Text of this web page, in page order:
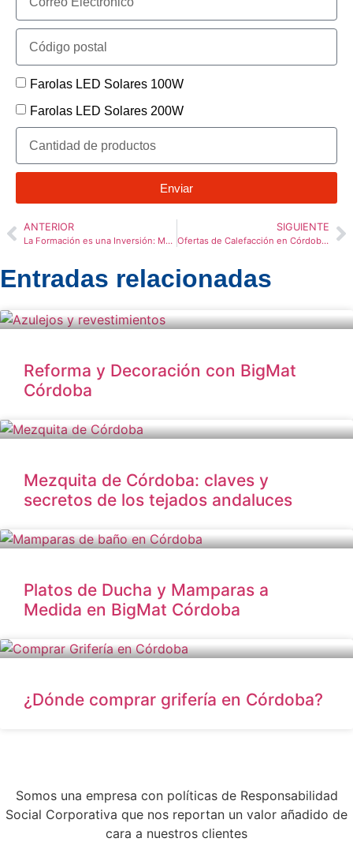
Farolas LED Solares 100W
Farolas LED Solares 200W
Enviar
ANTERIOR
La Formación es una Inversión: Montilla Xperience 2025
SIGUIENTE
Ofertas de Calefacción en Córdoba: ¡Nuevo Folleto!
Entradas relacionadas
Reforma y Decoración con BigMat
Córdoba
Mezquita de Córdoba: claves y
secretos de los tejados andaluces
Platos de Ducha y Mamparas a
Medida en BigMat Córdoba
¿Dónde comprar grifería en Córdoba?
Somos una empresa con políticas de Responsabilidad
Social Corporativa que nos reportan un valor añadido de
cara a nuestros clientes